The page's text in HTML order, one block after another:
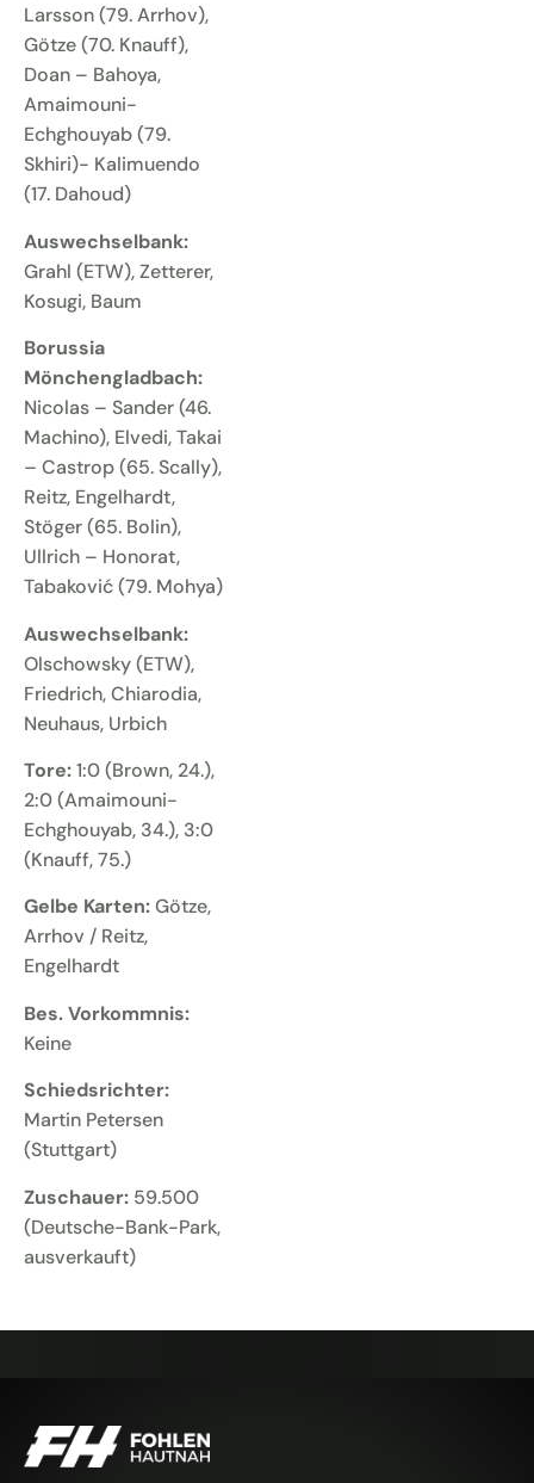
Larsson (79. Arrhov),
Götze (70. Knauff),
Doan – Bahoya,
Amaimouni-
Echghouyab (79.
Skhiri)- Kalimuendo
(17. Dahoud)
Auswechselbank:
Grahl (ETW), Zetterer,
Kosugi, Baum
Borussia
Mönchengladbach:
Nicolas – Sander (46.
Machino), Elvedi, Takai
– Castrop (65. Scally),
Reitz, Engelhardt,
Stöger (65. Bolin),
Ullrich – Honorat,
Tabaković (79. Mohya)
Auswechselbank:
Olschowsky (ETW),
Friedrich, Chiarodia,
Neuhaus, Urbich
Tore:1:0 (Brown, 24.),
2:0 (Amaimouni-
Echghouyab, 34.), 3:0
(Knauff, 75.)
Gelbe Karten:Götze,
Arrhov / Reitz,
Engelhardt
Bes. Vorkommnis:
Keine
Schiedsrichter:
Martin Petersen
(Stuttgart)
Zuschauer: 59.500
(Deutsche-Bank-Park,
ausverkauft)